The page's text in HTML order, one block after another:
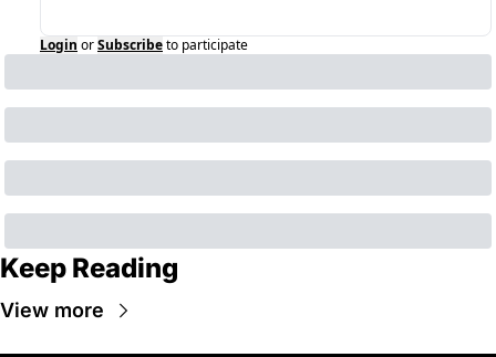
Login orSubscribeto participate
Keep Reading
View more